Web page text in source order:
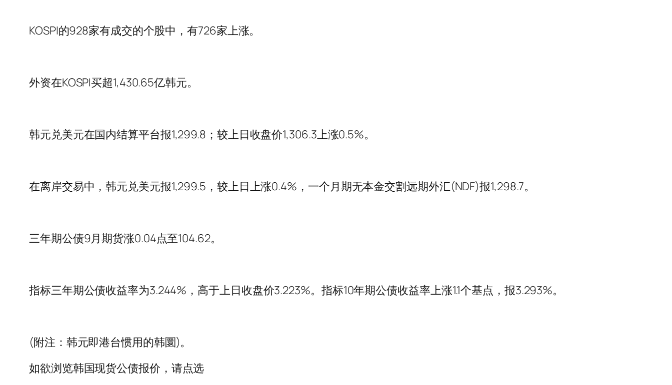
KOSPI的928家有成交的个股中，有726家上涨。
外资在KOSPI买超1,430.65亿韩元。
韩元兑美元在国内结算平台报1,299.8；较上日收盘价1,306.3上涨0.5%。
在离岸交易中，韩元兑美元报1,299.5，较上日上涨0.4%，一个月期无本金交割远期外汇(NDF)报1,298.7。
三年期公债9月期货涨0.04点至104.62。
指标三年期公债收益率为3.244%，高于上日收盘价3.223%。指标10年期公债收益率上涨1.1个基点，报3.293%。
(附注：韩元即港台惯用的韩圜)。
如欲浏览韩国现货公债报价，请点选